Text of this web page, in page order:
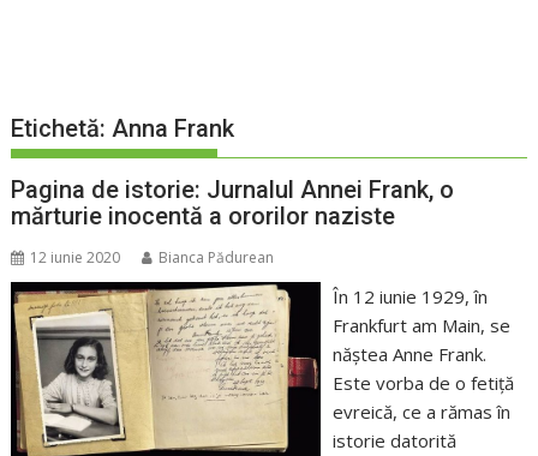
Etichetă:Anna Frank
Pagina de istorie: Jurnalul Annei Frank, o
mărturie inocentă a ororilor naziste
12 iunie 2020 Bianca Pădurean
În 12 iunie 1929, în
Frankfurt am Main, se
năștea Anne Frank.
Este vorba de o fetiță
evreică, ce a rămas în
istorie datorită